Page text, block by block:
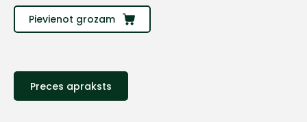
Pievienot grozam
Preces apraksts